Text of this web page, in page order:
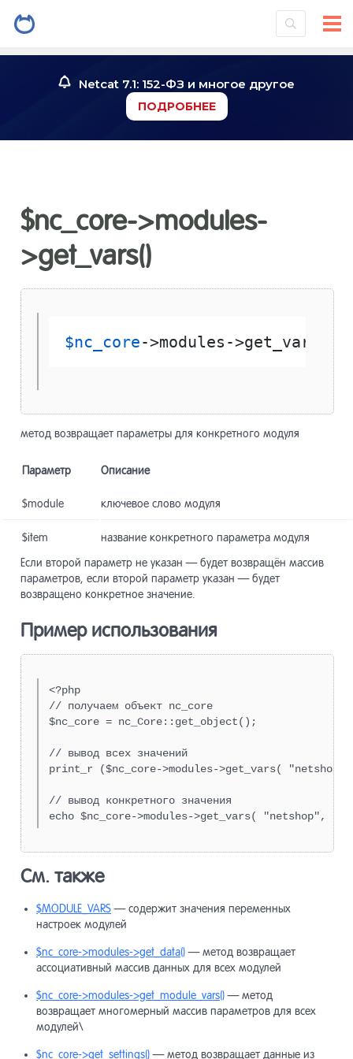
Netcat 7.1: 152-ФЗ и многое другое
ПОДРОБНЕЕ
$nc_core->modules-
>get_vars()
$nc_core->modules->get_vars(
метод возвращает параметры для конкретного модуля
Параметр Описание
$module ключевое слово модуля
$item
название конкретного параметра модуля
Если второй параметр не указан — будет возвращён массив
параметров, если второй параметр указан — будет
возвращено конкретное значение.
Пример использования
<?php
// получаем объект nc_core
$nc_core = nc_Core::get_object();
// вывод всех значений
print_r ($nc_core->modules->get_vars(
// вывод конкретного значения
echo $nc_core->modules->get_vars( "netshop",
См. также
$MODULE_VARS— содержит значения переменных
настроек модулей
$nc_core->modules->get_data()— метод возвращает
ассоциативный массив данных для всех модулей
$nc_core->modules->get_module_vars()— метод
возвращает многомерный массив параметров для всех
модулей\
$nc_core->get_settings()— метод возвращает данные из